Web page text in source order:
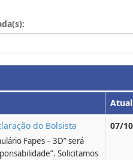
do Bolsista
Fapes – 3D” será
Solicitamos
07/